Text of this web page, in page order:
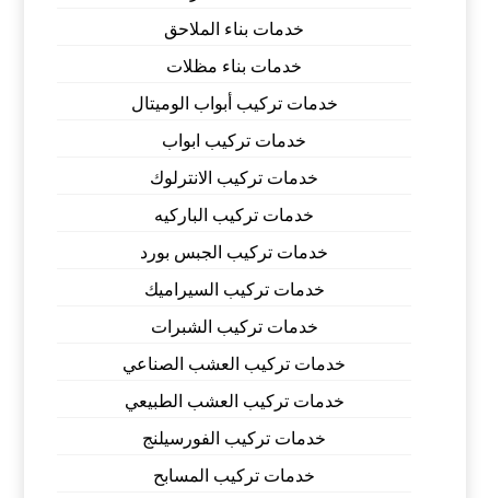
خدمات بناء الملاحق
خدمات بناء مظلات
خدمات تركيب أبواب الوميتال
خدمات تركيب ابواب
خدمات تركيب الانترلوك
خدمات تركيب الباركيه
خدمات تركيب الجبس بورد
خدمات تركيب السيراميك
خدمات تركيب الشبرات
خدمات تركيب العشب الصناعي
خدمات تركيب العشب الطبيعي
خدمات تركيب الفورسيلنج
خدمات تركيب المسابح